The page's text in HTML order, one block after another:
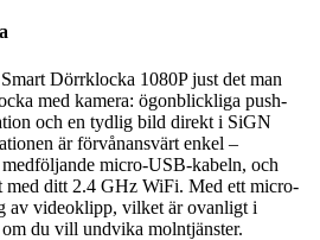
Dörrklocka 1080P just det man
med kamera: ögonblickliga push-
och en tydlig bild direkt i SiGN
är förvånansvärt enkel –
micro-USB-kabeln, och
med ditt 2.4 GHz WiFi. Med ett micro-
av videoklipp, vilket är ovanligt i
du vill undvika molntjänster.